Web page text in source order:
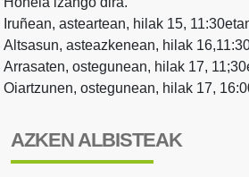
Iruñean, asteartean, hilak 15,
Altsasun, asteazkenean, hilak
Arrasaten, ostegunean, hilak 17,
Oiartzunen, ostegunean, hilak 17,
AZKEN ALBISTEAK